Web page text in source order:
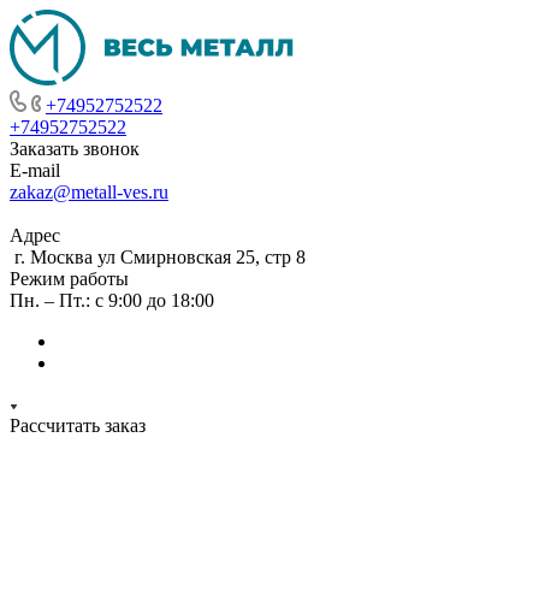
+74952752522
+74952752522
Заказать звонок
E-mail
zakaz@metall-ves.ru
Адрес
г. Москва ул Смирновская 25, стр 8
Режим работы
Пн. – Пт.: с 9:00 до 18:00
Рассчитать заказ